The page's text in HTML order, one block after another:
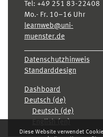
Diese Website verwendet
Tel: +49 251 83-22408
Mo.- Fr. 10–16 Uhr
learnweb@uni-
muenster.de
Datenschutzhinweis
Standarddesign
Dashboard
Deutsch ‎(de)‎
Deutsch ‎(de)‎